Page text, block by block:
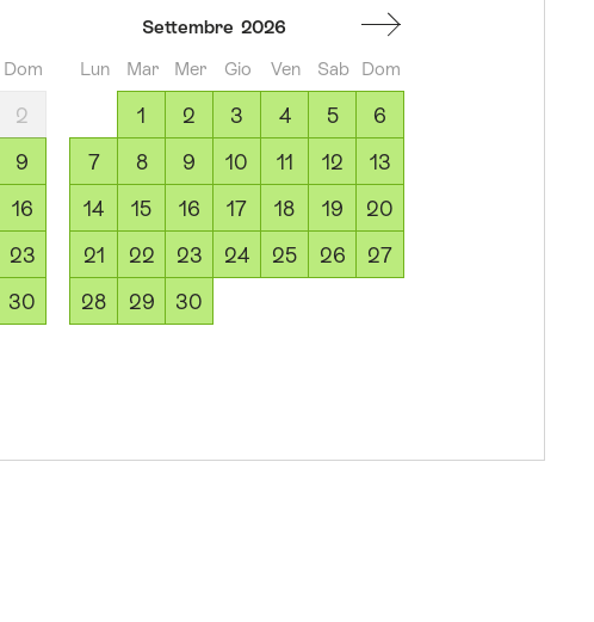
Dom
2
9
16
23
30
Settembre 2026
Lun Mar Mer Gio Ven Sab Dom
1 2 3 4 5
6
7
8 9 10 11 12
13
14
15 16 17 18 19
20
21
22 23 24 25 26
27
28
29 30